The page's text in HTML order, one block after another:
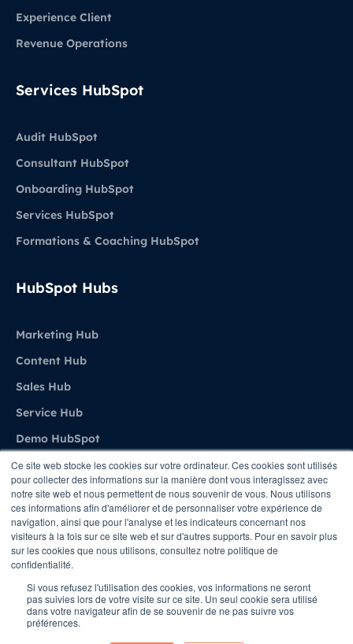
Ce site web stocke les cookies sur votre ordinateur. Ces cookies sont utilisés
pour collecter des informations sur la manière dont vous interagissez avec
notre site web et nous permettent de nous souvenir de vous. Nous utilisons
ces informations afin d'améliorer et de personnaliser votre expérience de
navigation, ainsi que pour l'analyse et les indicateurs concernant nos
visiteurs à la fois sur ce site web et sur d'autres supports. Pour en savoir plus
sur les cookies que nous utilisons, consultez notre politique de
confidentialité.
Si vous refusez l'utilisation des cookies, vos informations ne seront
pas suivies lors de votre visite sur ce site. Un seul cookie sera utilisé
dans votre navigateur afin de se souvenir de ne pas suivre vos
préférences.
Experience Client
Revenue Operations
Services HubSpot
Audit HubSpot
Consultant HubSpot
Onboarding HubSpot
Services HubSpot
Formations & Coaching HubSpot
HubSpot Hubs
Marketing Hub
Content Hub
Sales Hub
Service Hub
Demo HubSpot
Agence
A propos de Stratenet
Stratenet X HubSpot
Nous Contacter